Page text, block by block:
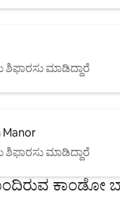
ಶಿಫಾರಸು ಮಾಡಿದ್ದಾರೆ
Manor
ಶಿಫಾರಸು ಮಾಡಿದ್ದಾರೆ
ಕಾಂಡೋ